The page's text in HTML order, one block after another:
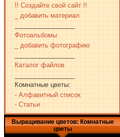
!! Создайте свой сайт !!
_ добавить материал
Фотоальбомы
_ добавить фотографию
Каталог файлов
Комнатные цветы:
- Алфавитный список
- Статьи
Выращивание цветов: Комнатные
цветы